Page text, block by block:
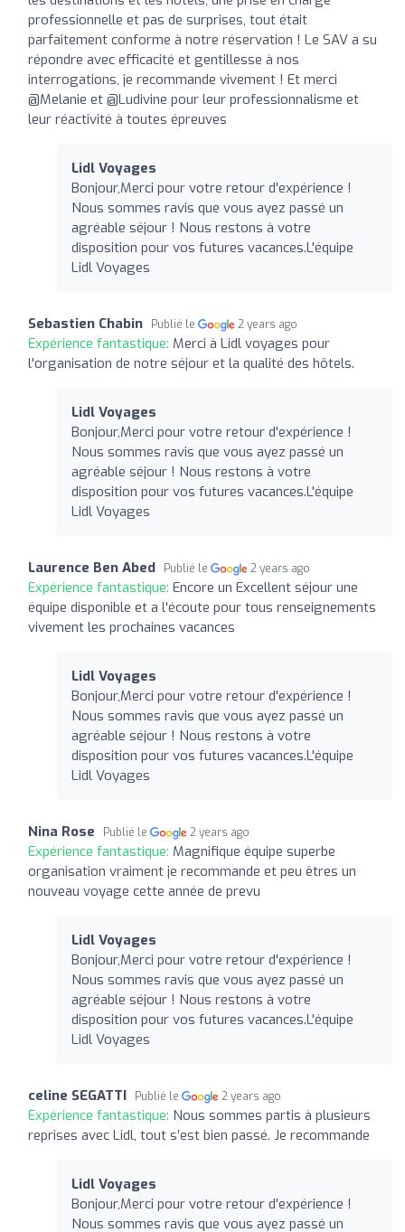
professionnelle et pas de surprises, tout était
parfaitement conforme à notre réservation ! Le SAV a su
répondre avec efficacité et gentillesse à nos
interrogations, je recommande vivement ! Et merci
@Melanie et @Ludivine pour leur professionnalisme et
leur réactivité à toutes épreuves
Lidl Voyages
Bonjour,Merci pour votre retour d'expérience !
Nous sommes ravis que vous ayez passé un
agréable séjour ! Nous restons à votre
disposition pour vos futures vacances.L'équipe
Lidl Voyages
Sebastien Chabin Publié le 2 years ago
Expérience fantastique: Merci à Lidl voyages pour
l'organisation de notre séjour et la qualité des hôtels.
Lidl Voyages
Bonjour,Merci pour votre retour d'expérience !
Nous sommes ravis que vous ayez passé un
agréable séjour ! Nous restons à votre
disposition pour vos futures vacances.L'équipe
Lidl Voyages
Laurence Ben Abed Publié le 2 years ago
Expérience fantastique: Encore un Excellent séjour une
équipe disponible et a l'écoute pour tous renseignements
vivement les prochaines vacances
Lidl Voyages
Bonjour,Merci pour votre retour d'expérience !
Nous sommes ravis que vous ayez passé un
agréable séjour ! Nous restons à votre
disposition pour vos futures vacances.L'équipe
Lidl Voyages
Nina Rose Publié le 2 years ago
Expérience fantastique: Magnifique équipe superbe
organisation vraiment je recommande et peu êtres un
nouveau voyage cette année de prevu
Lidl Voyages
Bonjour,Merci pour votre retour d'expérience !
Nous sommes ravis que vous ayez passé un
agréable séjour ! Nous restons à votre
disposition pour vos futures vacances.L'équipe
Lidl Voyages
celine SEGATTI Publié le 2 years ago
Expérience fantastique: Nous sommes partis à plusieurs
reprises avec Lidl, tout s’est bien passé. Je recommande
Lidl Voyages
Bonjour,Merci pour votre retour d'expérience !
Nous sommes ravis que vous ayez passé un